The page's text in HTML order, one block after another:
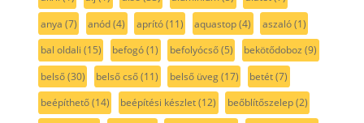
anya (7) anód(4) aprító(11) aquastop(4) aszaló(1)
bal oldali (15) befogó(1) befolyócső(5) bekötődoboz (9)
belső(30) belső cső(11) belső üveg(17) betét(7)
beépíthető(14) beépítési készlet(12) beőblítőszelep(2)